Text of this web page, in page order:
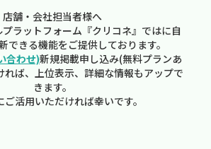
店舗・会社担当者様へ
ラットフォーム『クリコネ』ではに自
できる機能をご提供しております。
合わせ)新規掲載申し込み(無料プランあ
れば、上位表示、詳細な情報もアップで
きます。
ご活用いただければ幸いです。